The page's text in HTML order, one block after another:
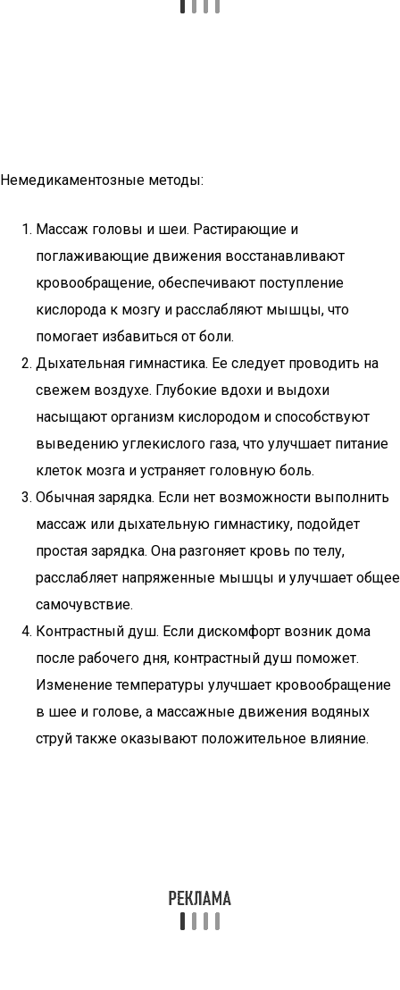
Немедикаментозные методы:
Массаж головы и шеи. Растирающие и
поглаживающие движения восстанавливают
кровообращение, обеспечивают поступление
кислорода к мозгу и расслабляют мышцы, что
помогает избавиться от боли.
Дыхательная гимнастика. Ее следует проводить на
свежем воздухе. Глубокие вдохи и выдохи
насыщают организм кислородом и способствуют
выведению углекислого газа, что улучшает питание
клеток мозга и устраняет головную боль.
Обычная зарядка. Если нет возможности выполнить
массаж или дыхательную гимнастику, подойдет
простая зарядка. Она разгоняет кровь по телу,
расслабляет напряженные мышцы и улучшает общее
самочувствие.
Контрастный душ. Если дискомфорт возник дома
после рабочего дня, контрастный душ поможет.
Изменение температуры улучшает кровообращение
в шее и голове, а массажные движения водяных
струй также оказывают положительное влияние.